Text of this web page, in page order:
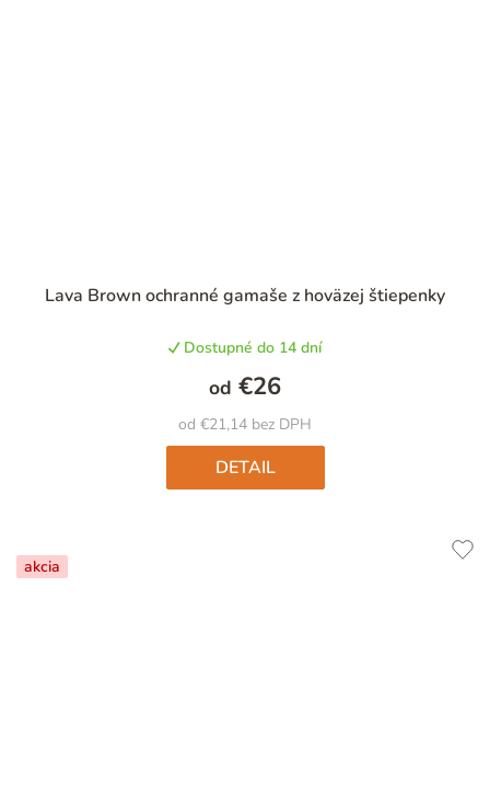
Lava Brown ochranné gamaše z hoväzej štiepenky
hodnotenie
je
5,0
z
5
hviezdičiek.
Dostupné do 14 dní
od €21,14 bez DPH
od €26
DETAIL
akcia